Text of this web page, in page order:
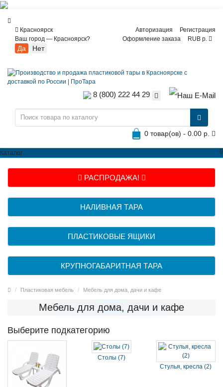
Красноярск
Ваш город — Красноярск?
Авторизация
Регистрация
Оформление заказа
RUB р.
8 (800) 222 44 29
0 товар(ов) - 0.00 р.
Каталог
РАСПРОДАЖА!
НАЛИВНАЯ ТАРА
ПЛАСТИКОВЫЕ ЯЩИКИ
КРУПНОГАБАРИТНАЯ ТАРА
Пластиковая мебель Мебель для дома, дачи и кафе
Мебель для дома, дачи и кафе
Выберите подкатегорию
Столы (7)
Стулья, кресла (2)